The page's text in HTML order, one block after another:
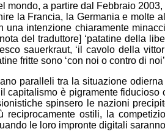
mondo, a partire dal Febbraio
la Francia, la Germania e molte
intenzione chiaramente
nota del traduttore] ‘patatine della
sauerkraut, ‘il cavolo della
fritte sono ‘con noi o contro di
paralleli tra la situazione
capitalismo è pigramente
spinsero le nazioni
reciprocamente ostili, la
le loro impronte digitali